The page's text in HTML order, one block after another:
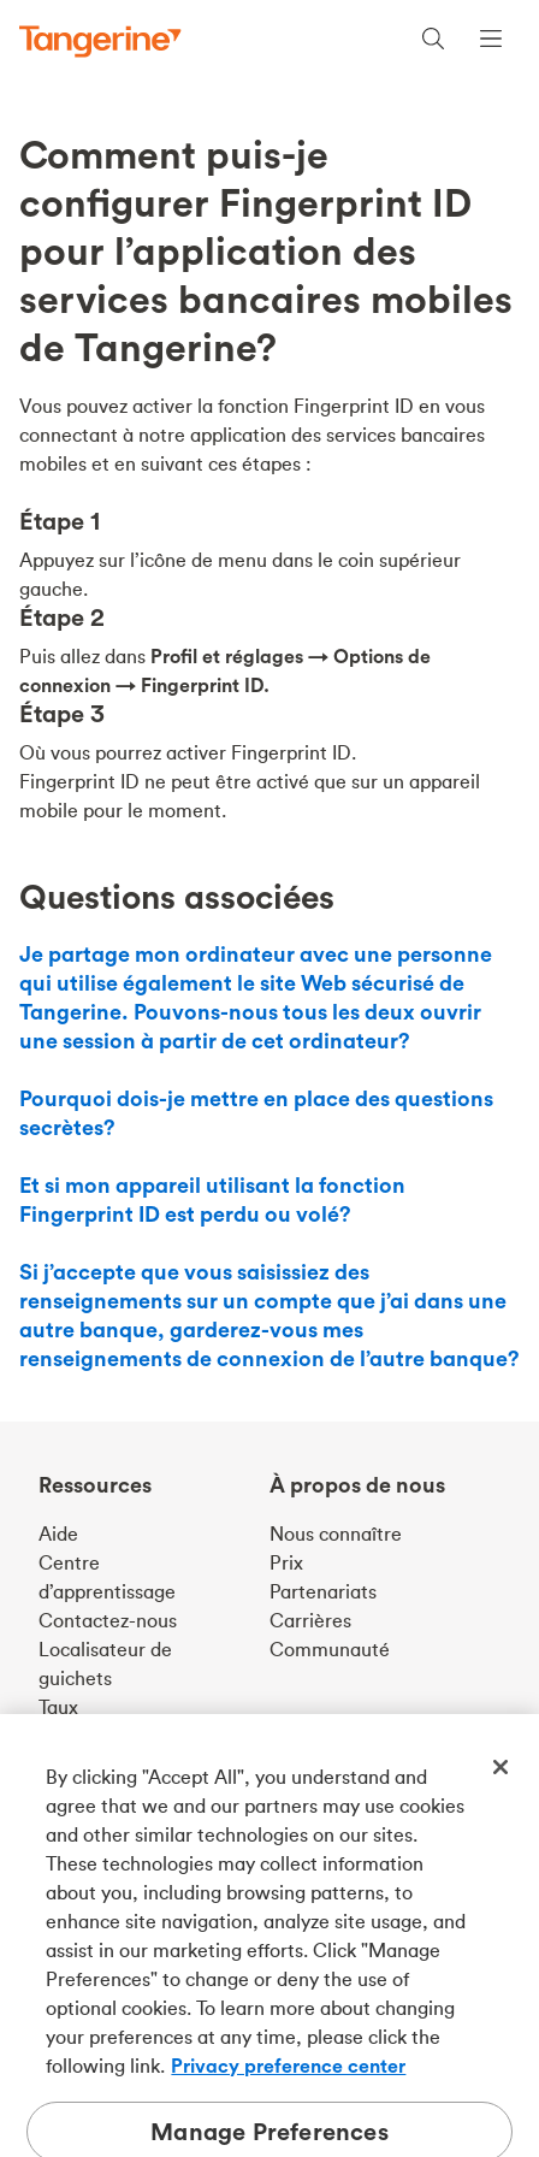
Comment puis-je
configurer Fingerprint ID
pour l’application des
services bancaires mobiles
de Tangerine?
Vous pouvez activer la fonction Fingerprint ID en vous
connectant à notre application des services bancaires
mobiles et en suivant ces étapes :
Étape 1
Appuyez sur l’icône de menu dans le coin supérieur
gauche.
Étape 2
Puis allez dans Profil et réglages → Options de
connexion → Fingerprint ID.
Étape 3
Où vous pourrez activer Fingerprint ID.
Fingerprint ID ne peut être activé que sur un appareil
mobile pour le moment.
Questions associées
Je partage mon ordinateur avec une personne
qui utilise également le site Web sécurisé de
Tangerine. Pouvons-nous tous les deux ouvrir
une session à partir de cet ordinateur?
Pourquoi dois-je mettre en place des questions
secrètes?
Et si mon appareil utilisant la fonction
Fingerprint ID est perdu ou volé?
Si j’accepte que vous saisissiez des
renseignements sur un compte que j’ai dans une
autre banque, garderez-vous mes
renseignements de connexion de l’autre banque?
Ressources
Aide
Centre
d’apprentissage
Contactez-nous
Localisateur de
guichets
Taux
À propos de nous
Nous connaître
Prix
Partenariats
Carrières
Communauté
English
Téléchargez notre appli
Connectez-vous avec nous
Tangerine est le nom commercial de la Banque Tangerine,
une filiale en propriété exclusive de La Banque de
Nouvelle-Écosse etmembre à part entière de la SADC
By clicking "Accept All", you understand and
agree that we and our partners may use cookies
and other similar technologies on our sites.
These technologies may collect information
about you, including browsing patterns, to
enhance site navigation, analyze site usage, and
assist in our marketing efforts. Click "Manage
Preferences" to change or deny the use of
optional cookies. To learn more about changing
your preferences at any time, please click the
following link. Privacy preference center
Manage Preferences